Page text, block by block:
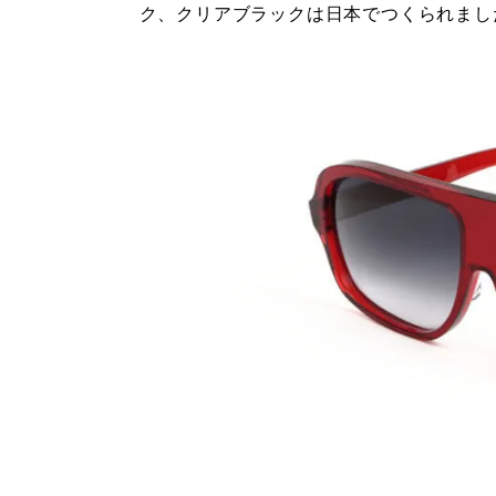
ク、クリアブラックは日本でつくられま